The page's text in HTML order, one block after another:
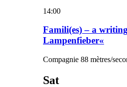
14:00
Famili(es) – a
Lampenfieber«
Compagnie 88 mètres/
Sat